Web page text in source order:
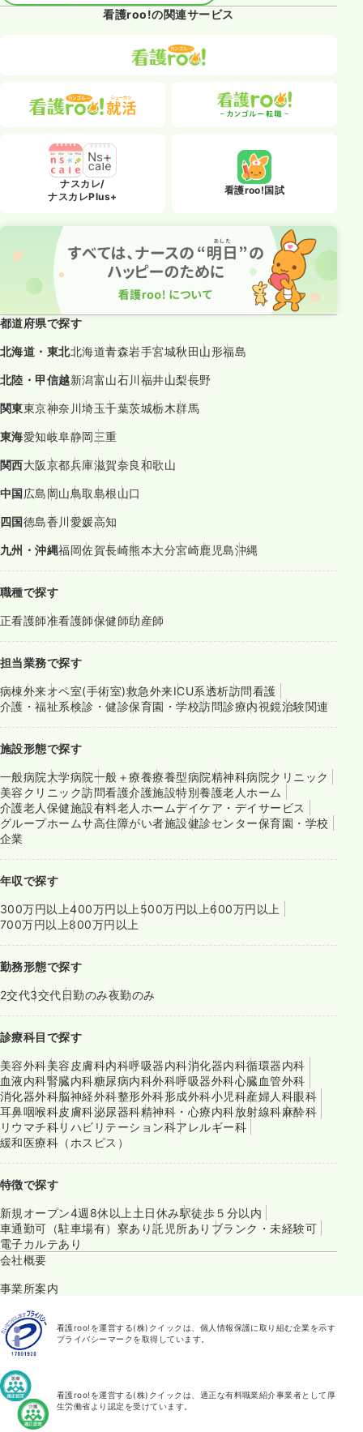
看護roo!の関連サービス
ナスカレ/
ナスカレPlus+
看護roo!国試
都道府県で探す
北海道・東北北海道青森岩手宮城秋田山形福島
北陸・甲信越新潟富山石川福井山梨長野
関東東京神奈川埼玉千葉茨城栃木群馬
東海愛知岐阜静岡三重
関西大阪京都兵庫滋賀奈良和歌山
中国広島岡山鳥取島根山口
四国徳島香川愛媛高知
九州・沖縄福岡佐賀長崎熊本大分宮崎鹿児島沖縄
職種で探す
正看護師准看護師保健師助産師
担当業務で探す
病棟外来オペ室(手術室)救急外来ICU系透析訪問看護
介護・福祉系検診・健診保育園・学校訪問診療内視鏡治験関連
施設形態で探す
一般病院大学病院一般＋療養療養型病院精神科病院クリニック
美容クリニック訪問看護介護施設特別養護老人ホーム
介護老人保健施設有料老人ホームデイケア・デイサービス
グループホームサ高住障がい者施設健診センター保育園・学校
企業
年収で探す
300万円以上400万円以上 500万円以上600万円以上
700万円以上800万円以上
勤務形態で探す
2交代3交代日勤のみ夜勤のみ
診療科目で探す
美容外科美容皮膚科内科呼吸器内科消化器内科循環器内科
血液内科腎臓内科糖尿病内科外科呼吸器外科心臓血管外科
消化器外科脳神経外科整形外科形成外科小児科産婦人科眼科
耳鼻咽喉科皮膚科泌尿器科精神科・心療内科放射線科麻酔科
リウマチ科リハビリテーション科アレルギー科
緩和医療科（ホスピス）
特徴で探す
新規オープン4週8休以上 土日休み駅徒歩５分以内
車通勤可（駐車場有） 寮あり託児所あり ブランク・未経験可
電子カルテあり
会社概要
事業所案内
看護roo!を運営する(株)クイックは、個人情報保護に取り組む企業を示す
プライバシーマークを取得しています。
看護roo!を運営する(株)クイックは、適正な有料職業紹介事業者として厚
生労働省より認定を受けています。